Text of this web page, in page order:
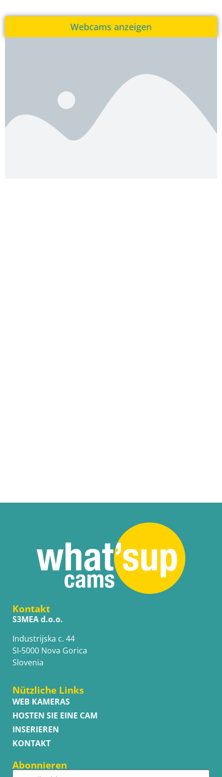
Webcams anzeigen
Kontakt
S3MEA d.o.o.
Industrijska c. 44
SI-5000 Nova Gorica
Slovenia
Nützliche Links
WEB KAMERAS
HOSTEN SIE EINE CAM
INSERIEREN
KONTAKT
Abonnieren